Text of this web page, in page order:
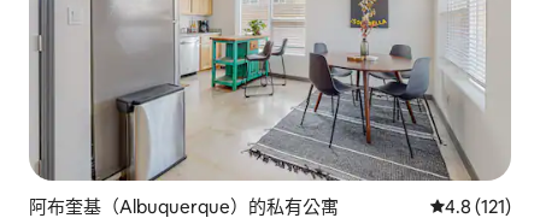
阿布奎基（Albuquerque）的私有公寓 從 121 則評
4.8 (121)